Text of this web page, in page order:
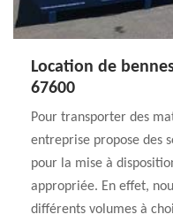
Location de
67600
Pour transporter des
entreprise propose des
pour la mise à
appropriée. En effet,
différents volumes à